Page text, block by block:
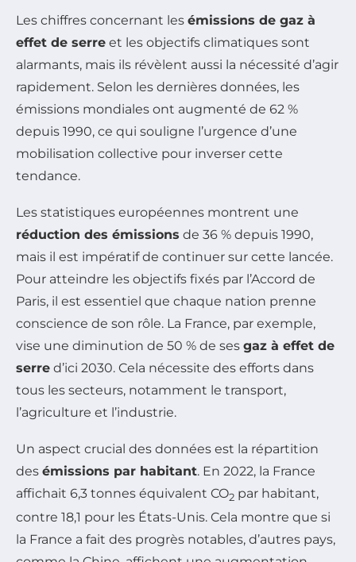
Les chiffres concernant les émissions de gaz à
effet de serre et les objectifs climatiques sont
alarmants, mais ils révèlent aussi la nécessité d’agir
rapidement. Selon les dernières données, les
émissions mondiales ont augmenté de 62 %
depuis 1990, ce qui souligne l’urgence d’une
mobilisation collective pour inverser cette
tendance.
Les statistiques européennes montrent une
réduction des émissions de 36 % depuis 1990,
mais il est impératif de continuer sur cette lancée.
Pour atteindre les objectifs fixés par l’Accord de
Paris, il est essentiel que chaque nation prenne
conscience de son rôle. La France, par exemple,
vise une diminution de 50 % de ses gaz à effet de
serre d’ici 2030. Cela nécessite des efforts dans
tous les secteurs, notamment le transport,
l’agriculture et l’industrie.
Un aspect crucial des données est la répartition
des émissions par habitant. En 2022, la France
affichait 6,3 tonnes équivalent CO2 par habitant,
contre 18,1 pour les États-Unis. Cela montre que si
la France a fait des progrès notables, d’autres pays,